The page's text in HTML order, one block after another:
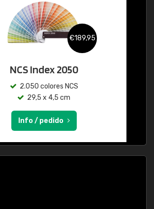
€189,95
NCS Index 2050
2.050 colores NCS
29,5 x 4,5 cm
Info / pedido